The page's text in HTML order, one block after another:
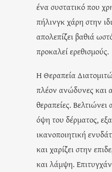
ένα συστατικό που
πήλινγκ χάρη στην
απολεπίζει βαθιά
προκαλεί ερεθισμούς.
Η Θεραπεία
πλέον ανώδυνες και
θεραπείες.
όψη του δέρματος,
ικανοποιητική
και χαρίζει στην
και λάμψη.